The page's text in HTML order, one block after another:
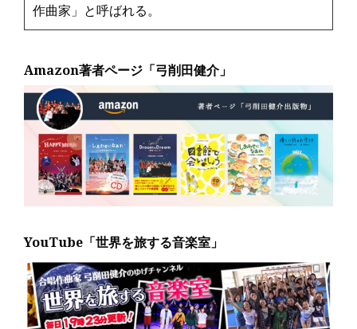
作曲家」と呼ばれる。
Amazon著者ページ「弓削田健介」
YouTube「世界を旅する音楽室」